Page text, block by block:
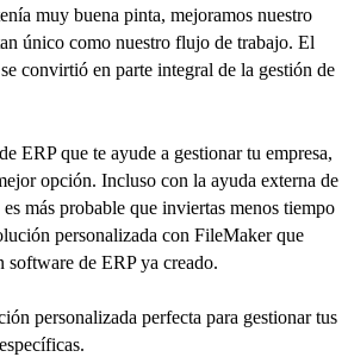
muy buena pinta, mejoramos nuestro
único como nuestro flujo de trabajo. El
convirtió en parte integral de la gestión de
ERP que te ayude a gestionar tu empresa,
opción. Incluso con la ayuda externa de
más probable que inviertas menos tiempo
personalizada con FileMaker que
software de ERP ya creado.
personalizada perfecta para gestionar tus